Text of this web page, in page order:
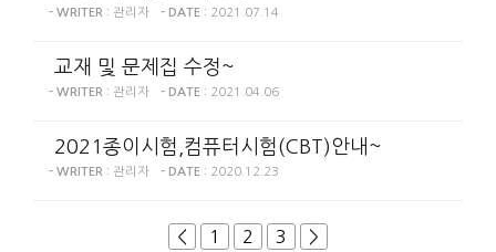
- WRITER : 관리자 - DATE : 2021.07.14
교재 및 문제집 수정~
- WRITER : 관리자 - DATE : 2021.04.06
2021종이시험,컴퓨터시험(CBT)안내~
- WRITER : 관리자 - DATE : 2020.12.23
< 1 2 3 >